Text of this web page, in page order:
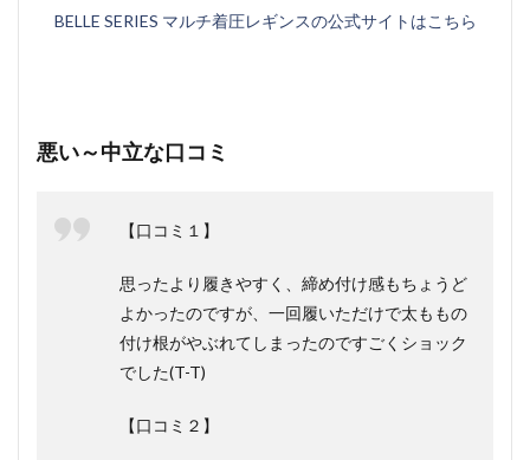
BELLE SERIES マルチ着圧レギンスの公式サイトはこちら
悪い～中立な口コミ
【口コミ１】
思ったより履きやすく、締め付け感もちょうど
よかったのですが、一回履いただけで太ももの
付け根がやぶれてしまったのですごくショック
でした(T-T)
【口コミ２】